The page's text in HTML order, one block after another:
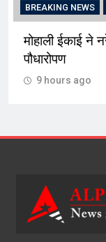
BREAKING NEWS
मोहाली ईकाई ने
पौधारोपण
9 hours ago